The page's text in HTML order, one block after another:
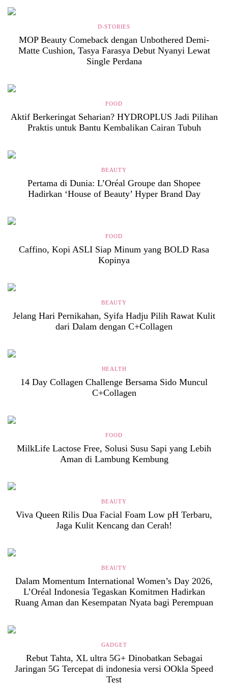
D-STORIES
MOP Beauty Comeback dengan Unbothered Demi-
Matte Cushion, Tasya Farasya Debut Nyanyi Lewat
Single Perdana
FOOD
Aktif Berkeringat Seharian? HYDROPLUS Jadi Pilihan
Praktis untuk Bantu Kembalikan Cairan Tubuh
BEAUTY
Pertama di Dunia: L’Oréal Groupe dan Shopee
Hadirkan ‘House of Beauty’ Hyper Brand Day
FOOD
Caffino, Kopi ASLI Siap Minum yang BOLD Rasa
Kopinya
BEAUTY
Jelang Hari Pernikahan, Syifa Hadju Pilih Rawat Kulit
dari Dalam dengan C+Collagen
HEALTH
14 Day Collagen Challenge Bersama Sido Muncul
C+Collagen
FOOD
MilkLife Lactose Free, Solusi Susu Sapi yang Lebih
Aman di Lambung Kembung
BEAUTY
Viva Queen Rilis Dua Facial Foam Low pH Terbaru,
Jaga Kulit Kencang dan Cerah!
BEAUTY
Dalam Momentum International Women’s Day 2026,
L’Oréal Indonesia Tegaskan Komitmen Hadirkan
Ruang Aman dan Kesempatan Nyata bagi Perempuan
GADGET
Rebut Tahta, XL ultra 5G+ Dinobatkan Sebagai
Jaringan 5G Tercepat di indonesia versi OOkla Speed
Test